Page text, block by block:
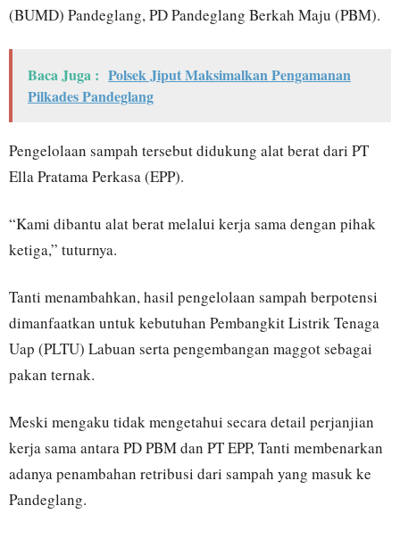
(BUMD) Pandeglang, PD Pandeglang Berkah Maju (PBM).
Baca Juga : Polsek Jiput Maksimalkan Pengamanan
Pilkades Pandeglang
Pengelolaan sampah tersebut didukung alat berat dari PT
Ella Pratama Perkasa (EPP).
“Kami dibantu alat berat melalui kerja sama dengan pihak
ketiga,” tuturnya.
Tanti menambahkan, hasil pengelolaan sampah berpotensi
dimanfaatkan untuk kebutuhan Pembangkit Listrik Tenaga
Uap (PLTU) Labuan serta pengembangan maggot sebagai
pakan ternak.
Meski mengaku tidak mengetahui secara detail perjanjian
kerja sama antara PD PBM dan PT EPP, Tanti membenarkan
adanya penambahan retribusi dari sampah yang masuk ke
Pandeglang.